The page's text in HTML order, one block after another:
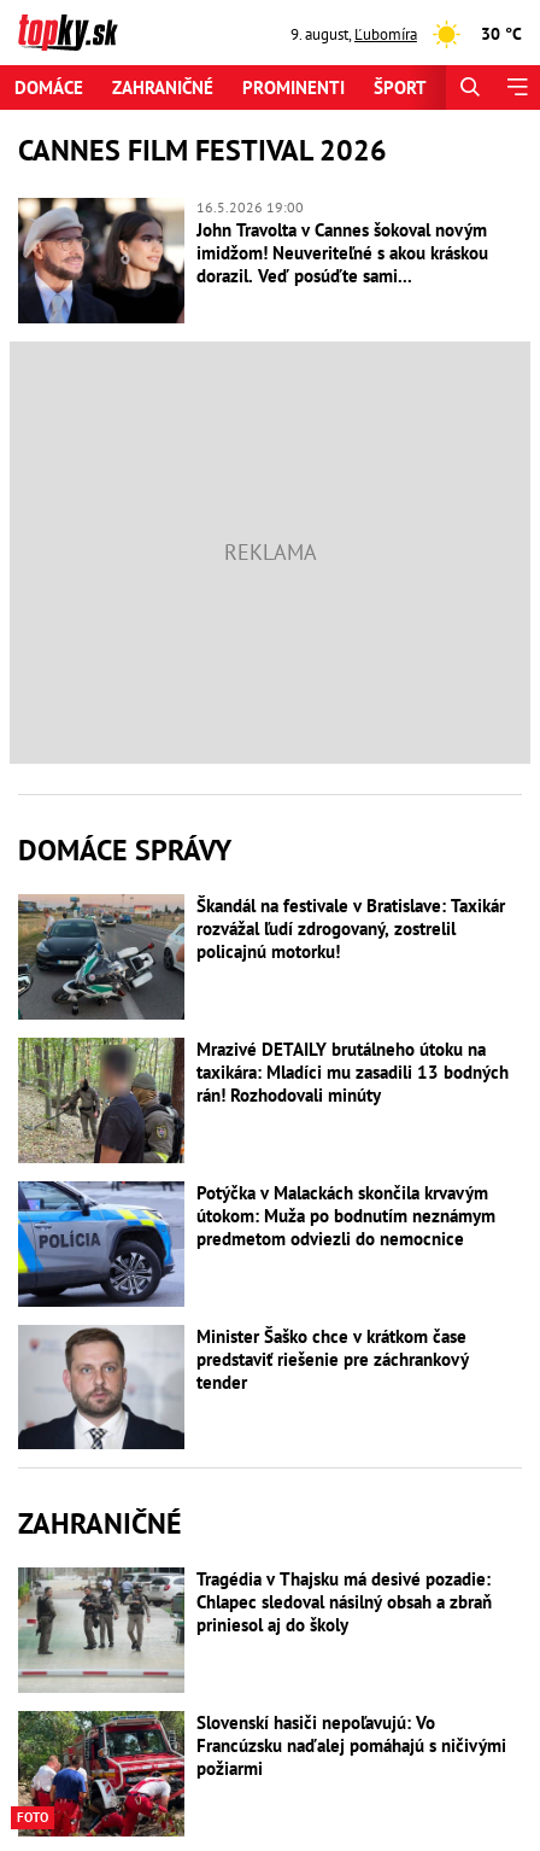
9. august,Ľubomíra 30 °C
DOMÁCE ZAHRANIČNÉ PROMINENTI ŠPORT
CANNES FILM FESTIVAL 2026
16.5.2026 19:00
John Travolta v Cannes šokoval novým
imidžom! Neuveriteľné s akou kráskou
dorazil. Veď posúďte sami...
DOMÁCE SPRÁVY
Škandál na festivale v Bratislave: Taxikár
rozvážal ľudí zdrogovaný, zostrelil
policajnú motorku!
Mrazivé DETAILY brutálneho útoku na
taxikára: Mladíci mu zasadili 13 bodných
rán! Rozhodovali minúty
Potýčka v Malackách skončila krvavým
útokom: Muža po bodnutím neznámym
predmetom odviezli do nemocnice
Minister Šaško chce v krátkom čase
predstaviť riešenie pre záchrankový
tender
ZAHRANIČNÉ
Tragédia v Thajsku má desivé pozadie:
Chlapec sledoval násilný obsah a zbraň
priniesol aj do školy
FOTO
Slovenskí hasiči nepoľavujú: Vo
Francúzsku naďalej pomáhajú s ničivými
požiarmi